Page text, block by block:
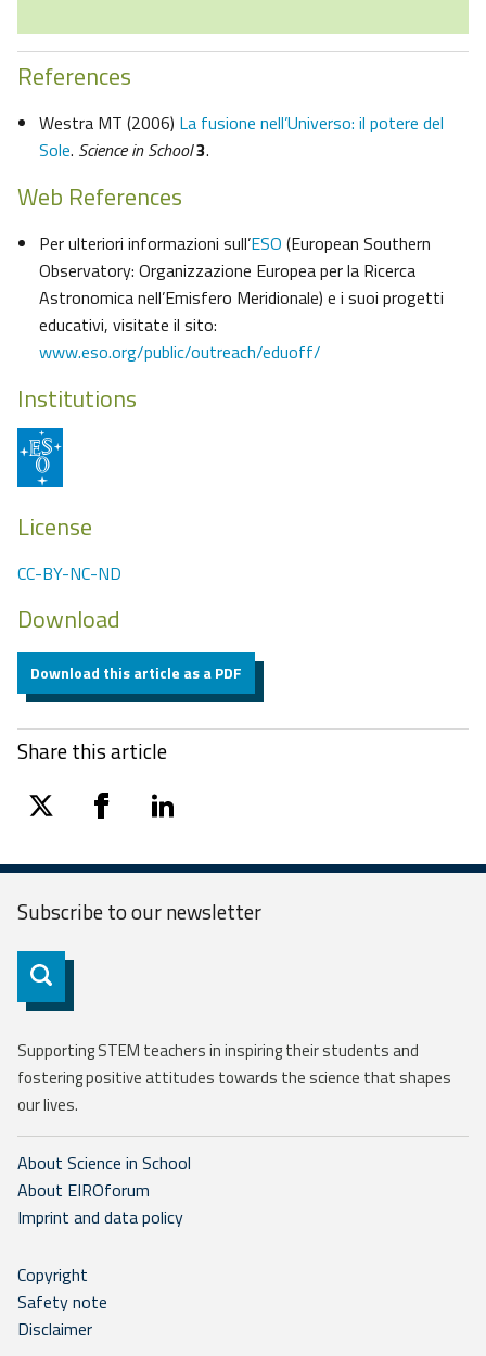
References
Westra MT (2006) La fusione nell’Universo: il potere del
Sole. Science in School3.
Web References
Per ulteriori informazioni sull’ESO (European Southern
Observatory: Organizzazione Europea per la Ricerca
Astronomica nell’Emisfero Meridionale) e i suoi progetti
educativi, visitate il sito:
www.eso.org/public/outreach/eduoff/
Institutions
License
CC-BY-NC-ND
Download
Download this article as a PDF
Share this article
twitter facebooklinkedin
Subscribe to ournewsletter
Subscribe
Supporting STEM teachers in inspiring their students and
fostering positive attitudes towards the science that shapes
our lives.
About Science in School
About EIROforum
Imprint and data policy
Copyright
Safety note
Disclaimer